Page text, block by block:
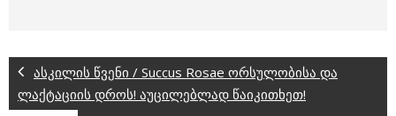
ასკილის წვენი / Succus Rosae ორსულობისა და
ლაქტაციის დროს! აუცილებლად წაიკითხეთ!